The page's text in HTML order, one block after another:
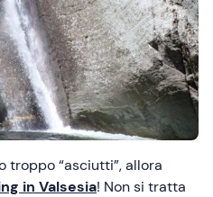
troppo “asciutti”, allora
in Valsesia! Non si tratta